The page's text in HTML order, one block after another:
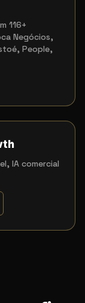
116+
Negócios,
People,
IA comercial